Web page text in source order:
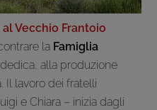
al Vecchio Frantoio
la Famiglia
alla produzione
Il lavoro dei fratelli
e Chiara – inizia dagli